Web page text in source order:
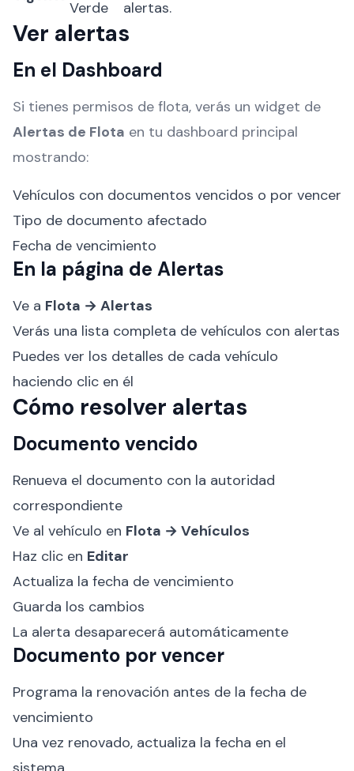
Verde
alertas.
Ver alertas
En el Dashboard
Si tienes permisos de flota, verás un widget de
Alertas de Flota en tu dashboard principal
mostrando:
Vehículos con documentos vencidos o por vencer
Tipo de documento afectado
Fecha de vencimiento
En la página de Alertas
Ve a Flota → Alertas
Verás una lista completa de vehículos con alertas
Puedes ver los detalles de cada vehículo
haciendo clic en él
Cómo resolver alertas
Documento vencido
Renueva el documento con la autoridad
correspondiente
Ve al vehículo en Flota → Vehículos
Haz clic en Editar
Actualiza la fecha de vencimiento
Guarda los cambios
La alerta desaparecerá automáticamente
Documento por vencer
Programa la renovación antes de la fecha de
vencimiento
Una vez renovado, actualiza la fecha en el